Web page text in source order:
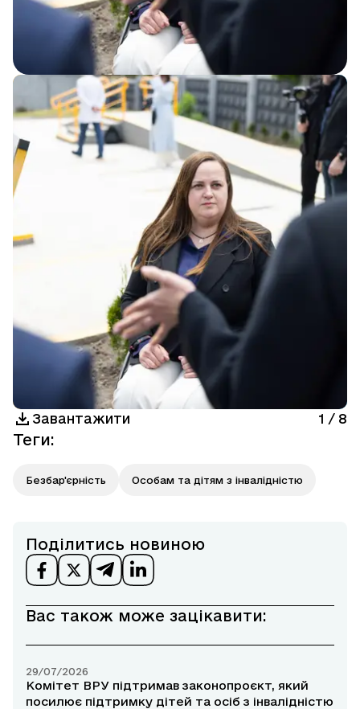
Завантажити 1 / 8
Теги:
Безбар'єрність Особам та дітям з інвалідністю
Поділитись новиною
Вас також може зацікавити:
29/07/2026
Комітет ВРУ підтримав законопроєкт, який
посилює підтримку дітей та осіб з інвалідністю